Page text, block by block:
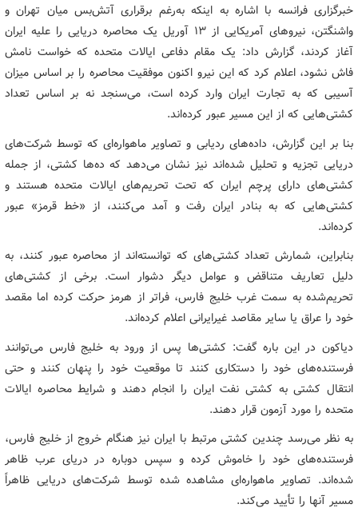
خبرگزاری فرانسه با اشاره به اینکه به‌رغم برقراری آتش‌بس میان تهران و
واشنگتن، نیروهای آمریکایی از ۱۳ آوریل یک محاصره دریایی را علیه ایران
آغاز کردند، گزارش داد: یک مقام دفاعی ایالات متحده که خواست نامش
فاش نشود، اعلام کرد که این نیرو اکنون موفقیت محاصره را بر اساس میزان
آسیبی که به تجارت ایران وارد کرده است، می‌سنجد نه بر اساس تعداد
کشتی‌هایی که از این مسیر عبور کرده‌اند.
بنا بر این گزارش، داده‌های ردیابی و تصاویر ماهواره‌ای که توسط شرکت‌های
دریایی تجزیه و تحلیل شده‌اند نیز نشان می‌دهد که ده‌ها کشتی، از جمله
کشتی‌های دارای پرچم ایران که تحت تحریم‌های ایالات متحده‌ هستند و
کشتی‌هایی که به بنادر ایران رفت و آمد می‌کنند، از «خط قرمز» عبور
کرده‌اند.
بنابراین، شمارش تعداد کشتی‌های که توانسته‌اند از محاصره عبور کنند، به
دلیل تعاریف متناقض و عوامل دیگر دشوار است. برخی از کشتی‌های
تحریم‌شده به سمت غرب خلیج فارس، فراتر از هرمز حرکت کرده‌ اما مقصد
خود را عراق یا سایر مقاصد غیرایرانی اعلام کرده‌اند.
دیاکون در این باره گفت: کشتی‌ها پس از ورود به خلیج فارس می‌توانند
فرستنده‌های خود را دستکاری کنند تا موقعیت خود را پنهان کنند و حتی
انتقال کشتی به کشتی نفت ایران را انجام دهند و شرایط محاصره ایالات
متحده را مورد آزمون قرار دهند.
به نظر می‌رسد چندین کشتی مرتبط با ایران نیز هنگام خروج از خلیج فارس،
فرستنده‌های خود را خاموش کرده‌ و سپس دوباره در دریای عرب ظاهر
شده‌اند. تصاویر ماهواره‌ای مشاهده شده توسط شرکت‌های دریایی ظاهراً
مسیر آنها را تأیید می‌کند.